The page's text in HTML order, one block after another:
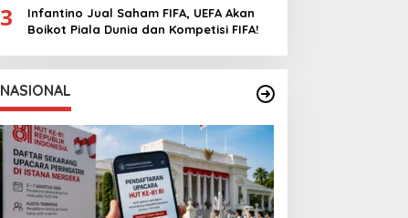
3
Infantino Jual Saham FIFA, UEFA Akan
Boikot Piala Dunia dan Kompetisi FIFA!
NASIONAL